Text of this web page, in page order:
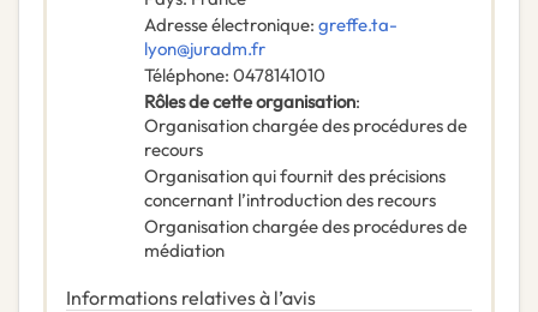
Adresse électronique: greffe.ta-
lyon@juradm.fr
Téléphone: 0478141010
Rôles de cette organisation:
Organisation chargée des procédures de
recours
Organisation qui fournit des précisions
concernant l’introduction des recours
Organisation chargée des procédures de
médiation
Informations relatives à l’avis